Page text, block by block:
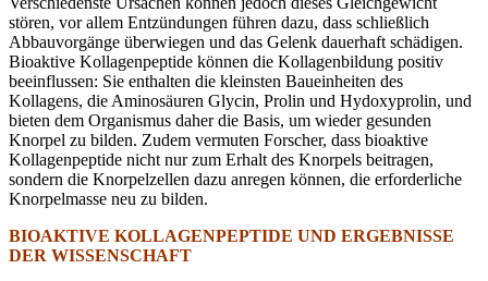
stören, vor allem Entzündungen führen dazu, dass schließlich
Abbauvorgänge überwiegen und das Gelenk dauerhaft schädigen.
Bioaktive Kollagenpeptide können die Kollagenbildung positiv
beeinflussen: Sie enthalten die kleinsten Baueinheiten des
Kollagens, die Aminosäuren Glycin, Prolin und Hydoxyprolin, und
bieten dem Organismus daher die Basis, um wieder gesunden
Knorpel zu bilden. Zudem vermuten Forscher, dass bioaktive
Kollagenpeptide nicht nur zum Erhalt des Knorpels beitragen,
sondern die Knorpelzellen dazu anregen können, die erforderliche
Knorpelmasse neu zu bilden.
BIOAKTIVE KOLLAGENPEPTIDE UND ERGEBNISSE
DER WISSENSCHAFT